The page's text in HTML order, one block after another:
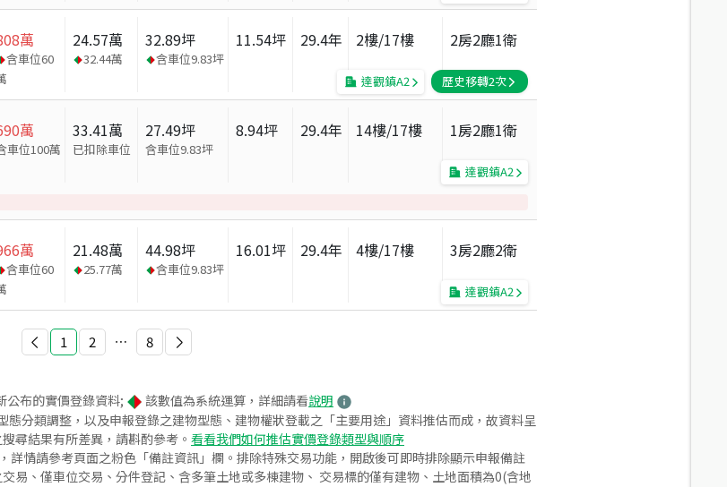
萬
含車位60
24.57萬
32.44萬
32.89坪
含車位9.83坪
11.54坪 29.4年 2樓/17樓 2房2廳1衛
達觀鎮A2 歷史移轉2次
萬
車位100萬
33.41萬
已扣除車位
27.49坪
含車位9.83坪
8.94坪 29.4年 14樓/17樓 1房2廳1衛
達觀鎮A2
萬
含車位60
21.48萬
25.77萬
44.98坪
含車位9.83坪
16.01坪 29.4年 4樓/17樓 3房2廳2衛
達觀鎮A2
1 2 ⋯ 8
公布的實價登錄資料; 該數值為系統運算，詳細請看說明
分類調整，以及申報登錄之建物型態、建物權狀登載之「主要用途」資料推估而成，故資料呈
尋結果有所差異，請斟酌參考。 看看我們如何推估實價登錄類型與順序
詳情請參考頁面之粉色「備註資訊」欄。排除特殊交易功能，開啟後可即時排除顯示申報備註
易、僅車位交易、分件登記、含多筆土地或多棟建物、 交易標的僅有建物、土地面積為0(含地